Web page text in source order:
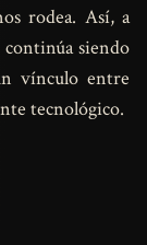
rodea. Así, a
siendo
vínculo entre
tecnológico.